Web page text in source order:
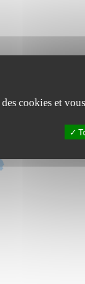
cookies et